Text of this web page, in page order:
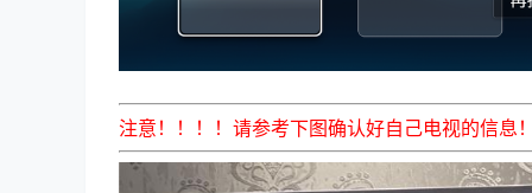
注意！！！！请参考下图确认好自己电视的信息